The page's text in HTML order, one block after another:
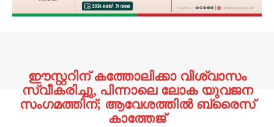
ഈസ്റ്ററിന് കത്തോലിക്കാ വിശ്വാസം
സ്വീകരിച്ചു, പിന്നാലെ ലോക യുവജന
സംഗമത്തിന്; ആവേശത്തില്‍ ബ്രൈസ്
കാത്തേജ്